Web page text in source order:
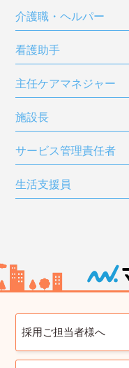
介護職・ヘルパー
看護助手
主任ケアマネジャー
施設長
サービス管理責任者
生活支援員
採用ご担当者様へ